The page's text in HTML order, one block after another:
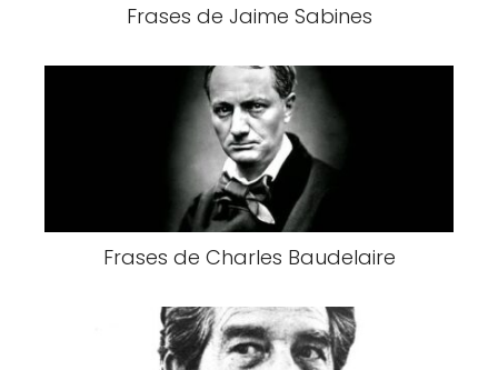
Frases de Jaime Sabines
Frases de Charles Baudelaire